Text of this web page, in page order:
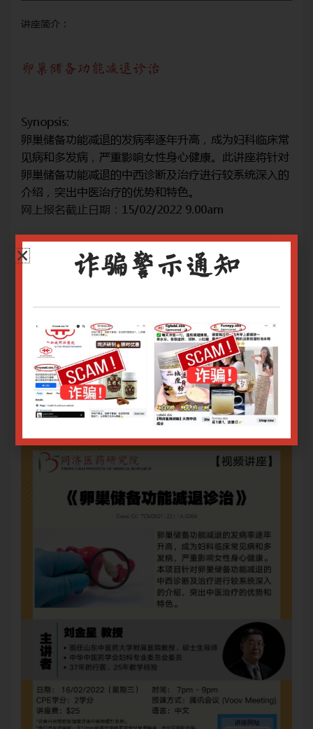
讲座简介：
卵巢储备功能减退诊治
Synopsis:
卵巢储备功能减退的发病率逐年升高，成为妇科临床常
见病和多发病，严重影响女性身心健康。此讲座将针对
卵巢储备功能减退的中西诊断及治疗进行较系统深入的
介绍，突出中医治疗的优势和特色。
网上报名截止日期：15/02/2022 9.00am
本系列分为8个讲座，如需报名所有讲座，请点击：
《常见不孕症的中医临床诊疗系列讲座》
关于腾讯会议操作指南请点击
关于Zoom会议操作指南请
点击
只有登录用户才能报名
登录或注册
诈骗警示通知